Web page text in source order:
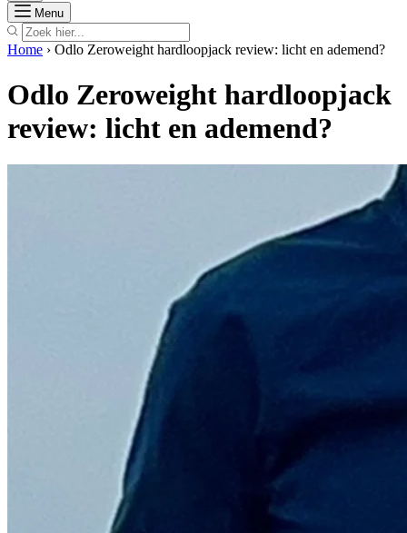
Menu Zoek
Home › Odlo Zeroweight hardloopjack review: licht en ademend?
Odlo Zeroweight hardloopjack
review: licht en ademend?